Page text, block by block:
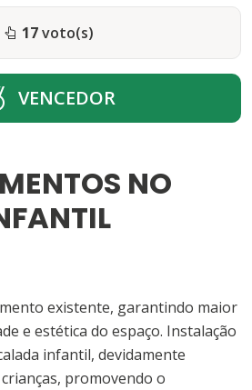
17voto(s)
VENCEDOR
NO
existente, garantindo maior
e estética do espaço. Instalação
infantil, devidamente
promovendo o